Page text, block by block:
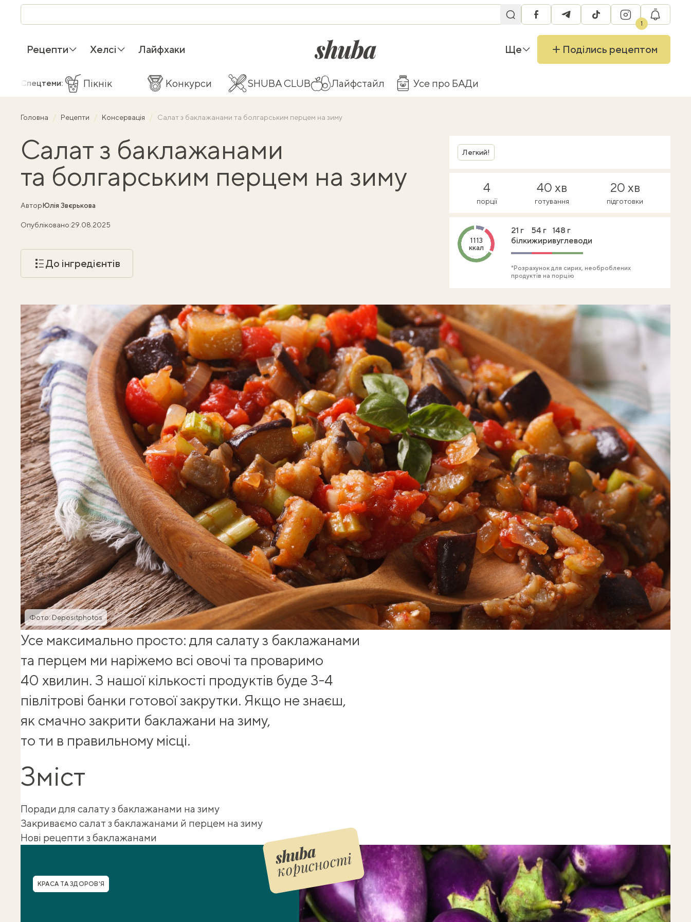
facebooktelegramtiktok instagram
1
Рецепти Хелсі Лайфхаки shuba.life Ще Поділись рецептом
Спецтеми: Пікнік Конкурси SHUBA CLUB Лайфстайл Усе про БАДи
Головна Рецепти Консервація Салат з баклажанами та болгарським перцем на зиму
Салат з баклажанами
та болгарським перцем на зиму
АвторЮлія Звєрькова
Опубліковано:29.08.2025
До інгредієнтів
Фото: Depositphotos
Легкий!
4
порції
40 хв
готування
20 хв
підготовки
1113
ккал
21 г
білки
54 г
жири
148 г
вуглеводи
*Розрахунок для сирих, необроблених
продуктів на порцію
Усе максимально просто: для салату з баклажанами
та перцем ми наріжемо всі овочі та проваримо
40 хвилин. З нашої кількості продуктів буде 3-4
півлітрові банки готової закрутки. Якщо не знаєш,
як смачно закрити баклажани на зиму,
то ти в правильному місці.
Зміст
Поради для салату з баклажанами на зиму
Закриваємо салат з баклажанами й перцем на зиму
Нові рецепти з баклажанами
корисності
Рубрика
КРАСА ТА ЗДОРОВ'Я